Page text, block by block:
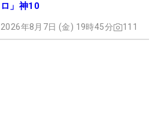
ロ」神10
2026年8月7日 (金) 19時45分 111